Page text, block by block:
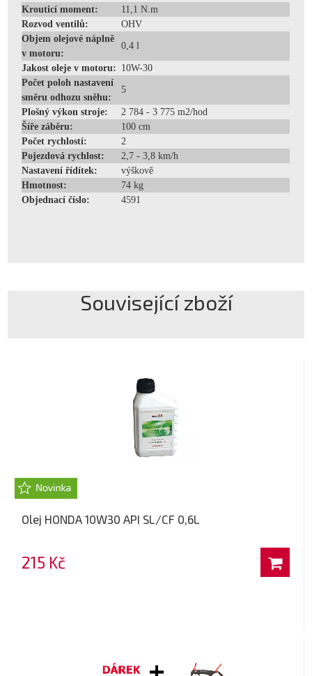
Krouticí moment:
11,1 N.m
Rozvod ventilů:
OHV
Objem olejové náplně
v motoru:
0,4 l
Jakost oleje v motoru: 10W-30
Počet poloh nastavení
směru odhozu sněhu:
5
Plošný výkon stroje:
2 784 - 3 775 m2/hod
Šíře záběru:
100 cm
Počet rychlostí:
2
Pojezdová rychlost:
2,7 - 3,8 km/h
Nastavení řídítek:
výškově
Hmotnost:
74 kg
Objednací číslo:
4591
Související zboží
Olej HONDA 10W30 API SL/CF 0,6L
215 Kč